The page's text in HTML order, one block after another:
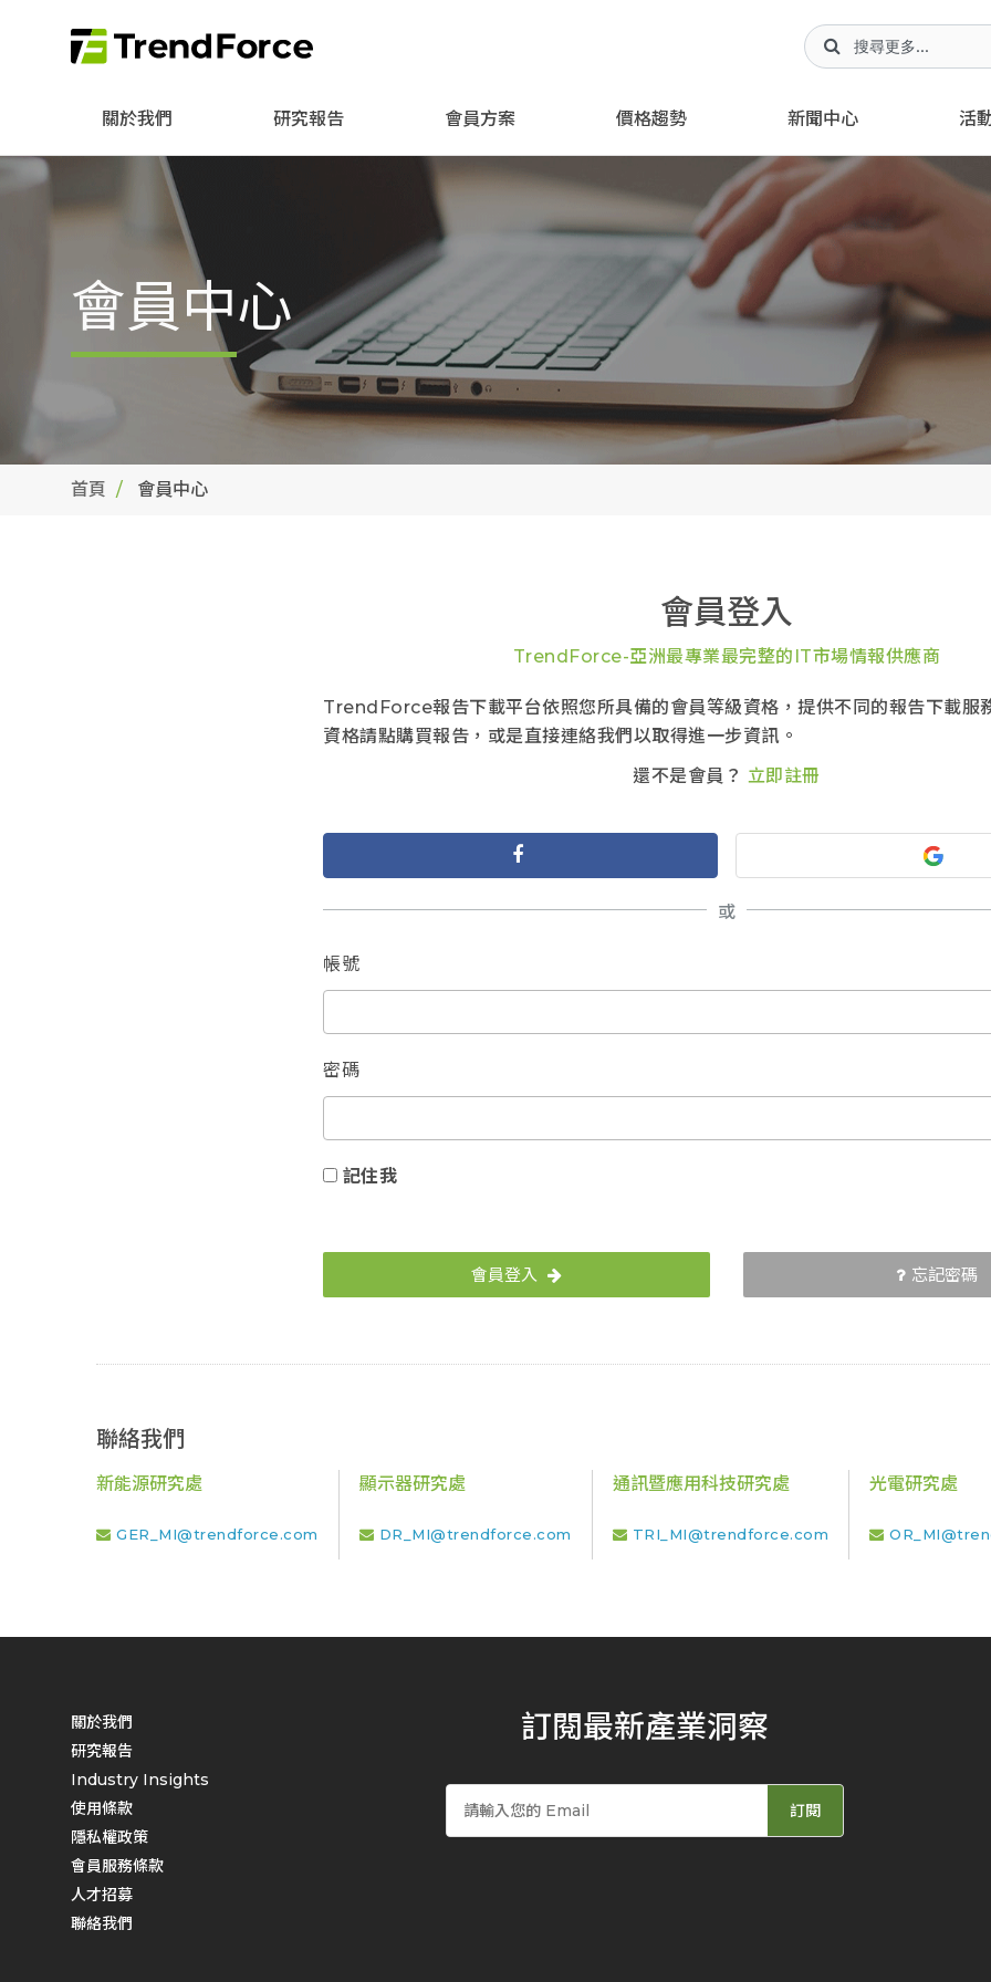
關於我們 研究報告 會員方案 價格趨勢 新聞中心 活
會員中心
首頁 會員中心
會員登入
TrendForce-亞洲最專業最完整的IT市場情報供應商
TrendForce報告下載平台依照您所具備的會員等級資格，提供不同的報告下載服
資格請點購買報告，或是直接連絡我們以取得進一步資訊。
還不是會員？ 立即註冊
或
帳號
密碼
記住我
會員登入 忘記密碼
聯絡我們
新能源研究處
GER_MI@trendforce.com
顯示器研究處
DR_MI@trendforce.com
通訊暨應用科技研究處
TRI_MI@trendforce.com
光電研究處
關於我們
研究報告
Industry Insights
使用條款
隱私權政策
會員服務條款
人才招募
聯絡我們
訂閱最新產業洞察
訂閱